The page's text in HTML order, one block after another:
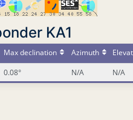
KA1
Max declination Azimuth
0.08° N/A N/A